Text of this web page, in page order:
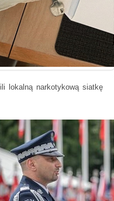
lokalną narkotykową siatkę